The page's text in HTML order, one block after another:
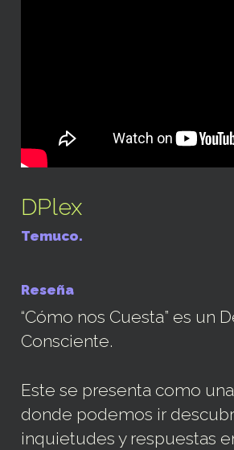
DPlex
Temuco.
Reseña
“Cómo nos Cuesta” es un
Consciente.
Este se presenta como
donde podemos ir
inquietudes y respuestas